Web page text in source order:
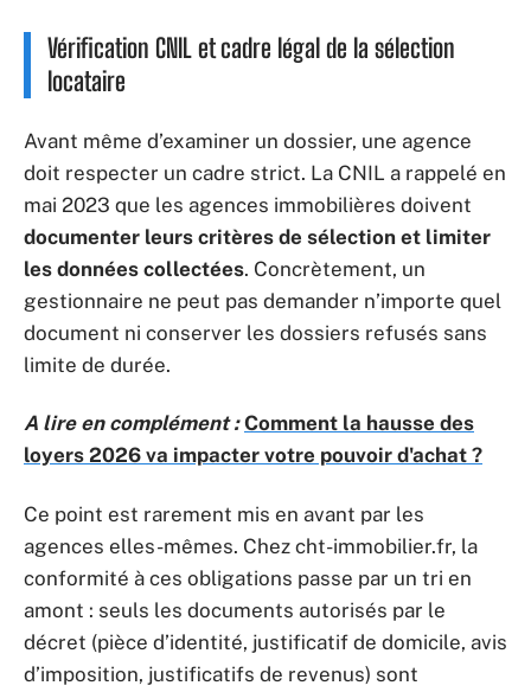
Vérification CNIL et cadre légal de la sélection
locataire
Avant même d’examiner un dossier, une agence
doit respecter un cadre strict. La CNIL a rappelé en
mai 2023 que les agences immobilières doivent
documenter leurs critères de sélection et limiter
les données collectées. Concrètement, un
gestionnaire ne peut pas demander n’importe quel
document ni conserver les dossiers refusés sans
limite de durée.
A lire en complément : Comment la hausse des
loyers 2026 va impacter votre pouvoir d'achat ?
Ce point est rarement mis en avant par les
agences elles-mêmes. Chez cht-immobilier.fr, la
conformité à ces obligations passe par un tri en
amont : seuls les documents autorisés par le
décret (pièce d’identité, justificatif de domicile, avis
d’imposition, justificatifs de revenus) sont